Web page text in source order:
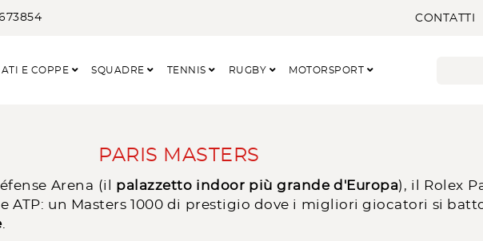
CONTATTI
E COPPE SQUADRE TENNIS RUGBY MOTORSPORT
PARIS MASTERS
Arena (il palazzetto indoor più grande d'Europa), il Rolex
un Masters 1000 di prestigio dove i migliori giocatori si
.